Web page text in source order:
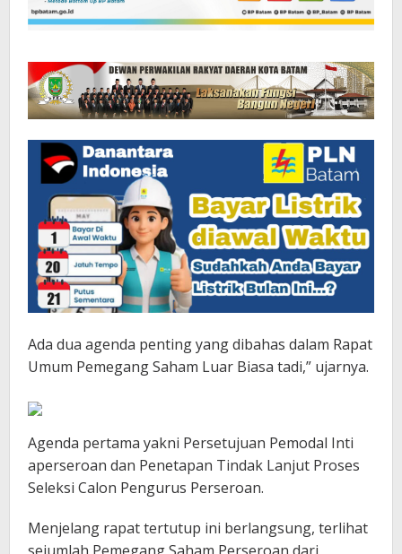
Ada dua agenda penting yang dibahas dalam Rapat
Umum Pemegang Saham Luar Biasa tadi,” ujarnya.
Agenda pertama yakni Persetujuan Pemodal Inti
aperseroan dan Penetapan Tindak Lanjut Proses
Seleksi Calon Pengurus Perseroan.
Menjelang rapat tertutup ini berlangsung, terlihat